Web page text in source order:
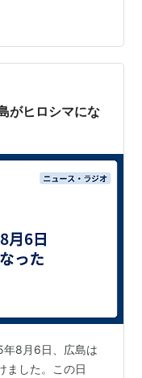
じて、戦後の生活
錯する構成になっ
活へのささやかな
症の後遺症で重労
須子の将来を案じ
被…
ヒロシマにな
年8月6日、広島は
ました。この日